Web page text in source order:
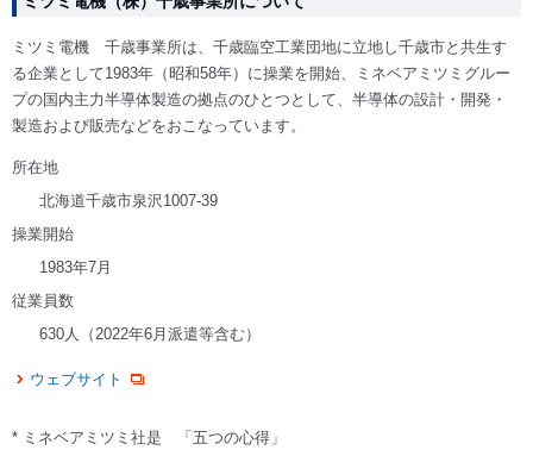
ミツミ電機 千歳事業所は、千歳臨空工業団地に立地し千歳市と共生す
る企業として1983年（昭和58年）に操業を開始、ミネベアミツミグルー
プの国内主力半導体製造の拠点のひとつとして、半導体の設計・開発・
製造および販売などをおこなっています。
所在地
北海道千歳市泉沢1007-39
操業開始
1983年7月
従業員数
630人（2022年6月派遣等含む）
ウェブサイト
* ミネベアミツミ社是 「五つの心得」